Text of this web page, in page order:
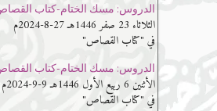
الدروس: مسك الختام-كتاب
الثلاثاء 23 صفر 1446هـ 27-8-2024م
في "كتاب القصاص"
الدروس: مسك الختام-كتاب
الأثنين 6 ربيع الأول 1446هـ 9-9-2024م
في "كتاب القصاص"